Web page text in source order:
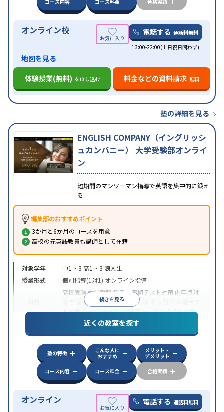
コース内容
コース料金 合格実績
オンライン校 電話する 通話料無料
13:00-22:00(土日祝日問わず)
地図を見る
体験授業(無料) を申し込む 料金などの資料請求 無料
塾の詳細を見る
ENGLISH COMPANY（イングリッシ
ュカンパニー） 大学受験部オンライ
ン
短期間のマンツーマン指導で英語を集中的に鍛え
る
編集部のおすすめポイント
3か月と6か月のコースを用意
高校の元英語教員も講師として在籍
続きを見る
対象学年 中1 ~ 3 高1 ~ 3 浪人生
授業形式
個別指導(1対1) オンライン指導
高校受験大学受験授業・定期テスト対策 内申点対
学習習慣の定着国公立大対策
ト対策英検(英語検定)対策英語・英会話特化対策
特徴
中高一貫校生に対応授業の振替可能
学習にPC・タブレットを利用オンライン対応1
科目から受講可能
近くの教室を探す
塾の特徴
こんな人に
おすすめ
メリット・
デメリット
コース内容
コース料金 合格実績
オンライン 電話する 通話料無料